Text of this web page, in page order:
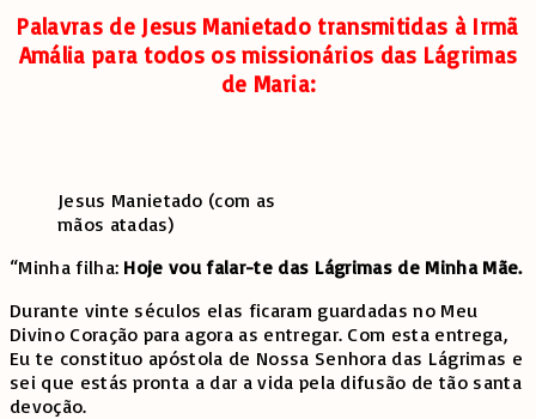
Palavras de Jesus Manietado transmitidas à Irmã
Amália para todos os missionários das Lágrimas
de Maria:
Jesus Manietado (com as
mãos atadas)
“Minha filha: Hoje vou falar-te das Lágrimas de Minha Mãe.
Durante vinte séculos elas ficaram guardadas no Meu
Divino Coração para agora as entregar. Com esta entrega,
Eu te constituo apóstola de Nossa Senhora das Lágrimas e
sei que estás pronta a dar a vida pela difusão de tão santa
devoção.